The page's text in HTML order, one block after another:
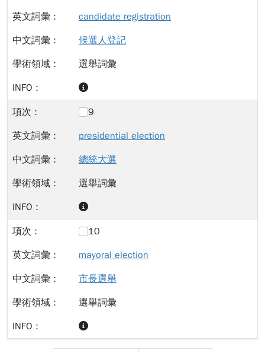
candidate registration
候選人登記
選舉詞彙
9
presidential election
總統大選
選舉詞彙
10
mayoral election
市長選舉
選舉詞彙